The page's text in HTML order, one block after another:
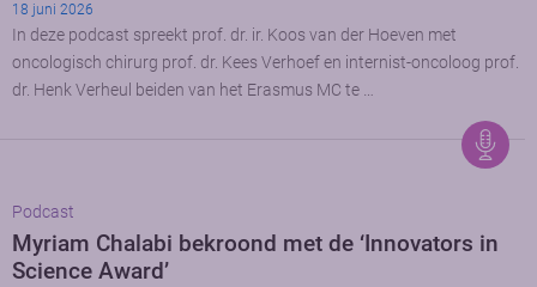
18 juni 2026
In deze podcast spreekt prof. dr. ir. Koos van der Hoeven met
oncologisch chirurg prof. dr. Kees Verhoef en internist-oncoloog prof.
dr. Henk Verheul beiden van het Erasmus MC te …
Podcast
Myriam Chalabi bekroond met de ‘Innovators in
Science Award’